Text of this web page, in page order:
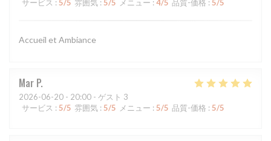
サービス : 5/5 雰囲気 : 5/5 メニュー : 4/5 品質-価格 : 5/5
Accueil et Ambiance
Mar P
2026-06-20 - 20:00 - ゲスト 3
サービス : 5/5 雰囲気 : 5/5 メニュー : 5/5 品質-価格 : 5/5